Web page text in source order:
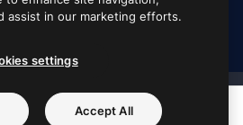
de Magnific
assist in our marketing efforts.
settings
Accept All